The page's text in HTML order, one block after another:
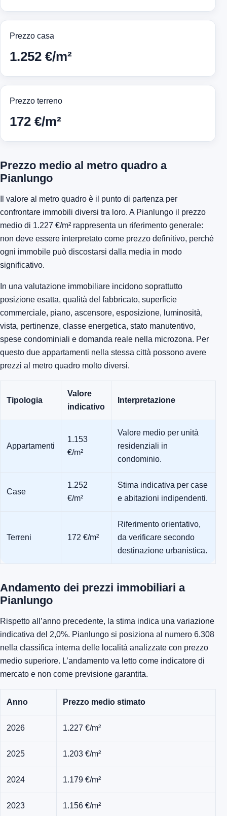
Prezzo casa
1.252 €/m²
Prezzo terreno
172 €/m²
Prezzo medio al metro quadro a
Pianlungo
Il valore al metro quadro è il punto di partenza per
confrontare immobili diversi tra loro. A Pianlungo il prezzo
medio di 1.227 €/m² rappresenta un riferimento generale:
non deve essere interpretato come prezzo definitivo, perché
ogni immobile può discostarsi dalla media in modo
significativo.
In una valutazione immobiliare incidono soprattutto
posizione esatta, qualità del fabbricato, superficie
commerciale, piano, ascensore, esposizione, luminosità,
vista, pertinenze, classe energetica, stato manutentivo,
spese condominiali e domanda reale nella microzona. Per
questo due appartamenti nella stessa città possono avere
prezzi al metro quadro molto diversi.
Tipologia
Valore
indicativo
Interpretazione
Appartamenti
1.153
€/m²
Valore medio per unità
residenziali in
condominio.
Case
1.252
€/m²
Stima indicativa per case
e abitazioni indipendenti.
Terreni 172 €/m²
Riferimento orientativo,
da verificare secondo
destinazione urbanistica.
Andamento dei prezzi immobiliari a
Pianlungo
Rispetto all’anno precedente, la stima indica una variazione
indicativa del 2,0%. Pianlungo si posiziona al numero 6.308
nella classifica interna delle località analizzate con prezzo
medio superiore. L’andamento va letto come indicatore di
mercato e non come previsione garantita.
Anno Prezzo medio stimato
2026 1.227 €/m²
2025 1.203 €/m²
2024 1.179 €/m²
2023 1.156 €/m²